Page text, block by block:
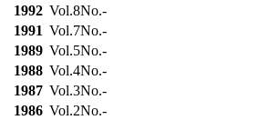
1992 Vol.8No.-
1991 Vol.7No.-
1989 Vol.5No.-
1988 Vol.4No.-
1987 Vol.3No.-
1986 Vol.2No.-